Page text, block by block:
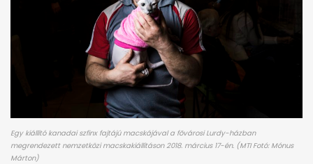
Egy kiállító kanadai szfinx fajtájú macskájával a fõvárosi Lurdy-házban
megrendezett nemzetközi macskakiállításon 2018. március 17-én. (MTI Fotó: Mónus
Márton)